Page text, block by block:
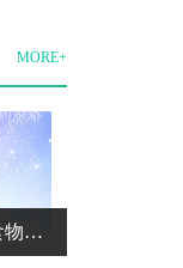
MORE+
姨妈期要注意些啥？这些禁忌食物尽量避免食用！